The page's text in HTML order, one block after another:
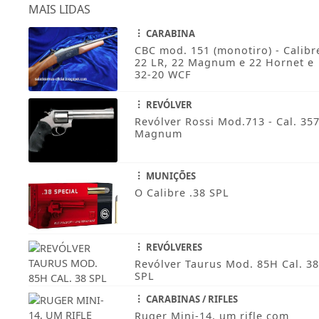
MAIS LIDAS
CARABINA
CBC mod. 151 (monotiro) -
22 LR, 22 Magnum e 22 Hornet e
32-20 WCF
REVÓLVER
Revólver Rossi Mod.713 - Cal. 357
Magnum
MUNIÇÕES
O Calibre .38 SPL
REVÓLVERES
Revólver Taurus Mod. 85H Cal. 38
SPL
CARABINAS / RIFLES
Ruger Mini-14, um rifle com